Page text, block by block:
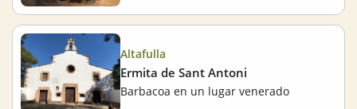
Altafulla
Ermita de Sant Antoni
Barbacoa en un lugar venerado